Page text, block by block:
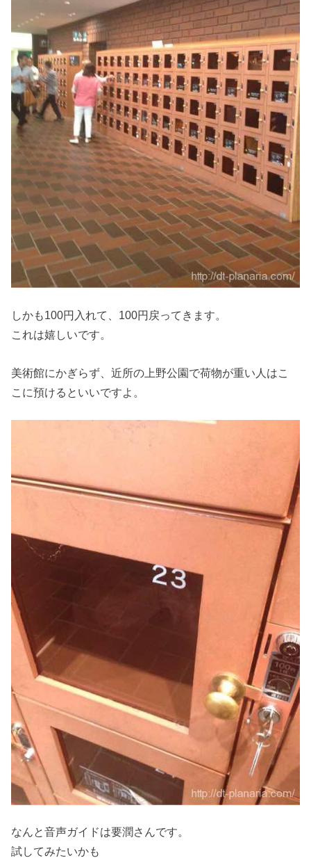
しかも100円入れて、100円戻ってきます。
これは嬉しいです。
美術館にかぎらず、近所の上野公園で荷物が重い人はこ
こに預けるといいですよ。
なんと音声ガイドは要潤さんです。
試してみたいかも